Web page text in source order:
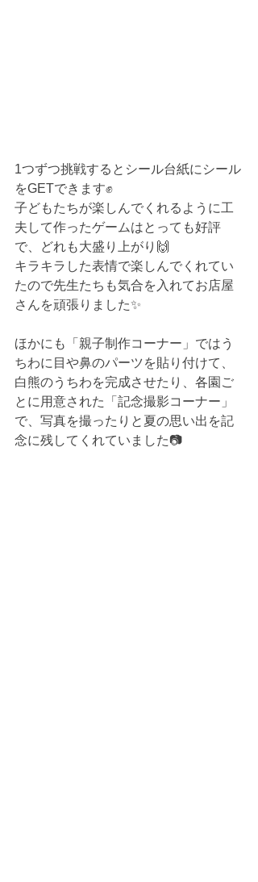
1つずつ挑戦するとシール台紙にシール
をGETできます✊
子どもたちが楽しんでくれるように工
夫して作ったゲームはとっても好評
で、どれも大盛り上がり🙌
キラキラした表情で楽しんでくれてい
たので先生たちも気合を入れてお店屋
さんを頑張りました✨
ほかにも「親子制作コーナー」ではう
ちわに目や鼻のパーツを貼り付けて、
白熊のうちわを完成させたり、各園ご
とに用意された「記念撮影コーナー」
で、写真を撮ったりと夏の思い出を記
念に残してくれていました📷